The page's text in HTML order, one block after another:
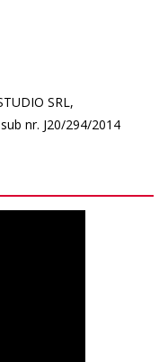
SRL,
nr. J20/294/2014